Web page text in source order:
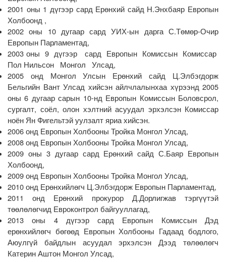
2001 оны 1 дүгээр сард Ерөнхий сайд Н.Энхбаяр Европын
Холбоонд ,
2002 оны 10 дугаар сард УИХ-ын дарга С.Төмөр-Очир
Европын Парламентад,
2003 оны 9 дүгээр сард Европын Комиссын Комиссар
Пол Нильсон Монгол Улсад,
2005 онд Монгол Улсын Ерөнхий сайд Ц.Элбэгдорж
Бельгийн Вант Улсад хийсэн айлчлалынхаа хүрээнд 2005
оны 6 дугаар сарын 10-нд Европын Комиссын Боловсрол,
сургалт, соёл, олон хэлтний асуудал эрхэлсэн Комиссар
ноён Ян Фигельтэй уулзалт яриа хийсэн.
2006 онд Европын Холбооны Тройка Монгол Улсад,
2008 онд Европын Холбооны Тройка Монгол Улсад,
2009 оны 3 дугаар сард Ерөнхий сайд С.Баяр Европын
Холбоонд,
2009 онд Европын Холбооны Тройка Монгол Улсад,
2010 онд Ерөнхийлөгч Ц.Элбэгдорж Европын Парламентад,
2011 онд Ерөнхий прокурор Д.Дорлигжав тэргүүтэй
төөлөлөгчид Евроконтрол байгууллагад,
2013 оны 4 дүгээр сард Европын Комиссын Дэд
ерөнхийлөгч бөгөөд Европын Холбооны Гадаад бодлого,
Аюулгүй байдлын асуудал эрхэлсэн Дээд төлөөлөгч
Катерин Аштон Монгол Улсад,